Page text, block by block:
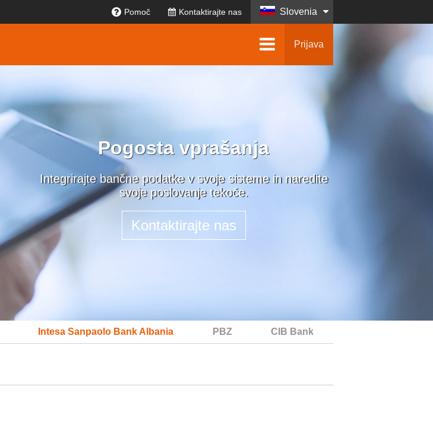
Pomoč Kontaktirajte nas Slovenia
Prijava
Pogosta vprašanja
Integrirajte bančne podatke v svoje sisteme in naredite
svoje poslovanje tekoče.
Kontaktirajte nas
Intesa Sanpaolo Bank Albania PBZ CIB Bank